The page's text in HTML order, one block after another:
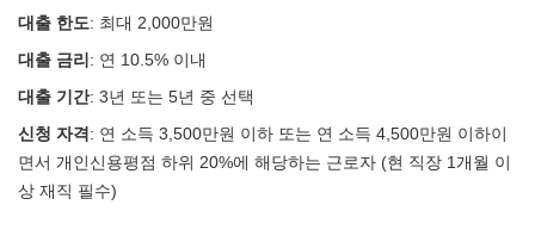
대출 한도: 최대 2,000만원
대출 금리 : 연 10.5% 이내
대출 기간: 3년 또는 5년 중 선택
신청 자격 : 연 소득 3,500만원 이하 또는 연 소득 4,500만원 이하이
면서 개인신용평점 하위 20%에 해당하는 근로자 (현 직장 1개월 이
상 재직 필수)